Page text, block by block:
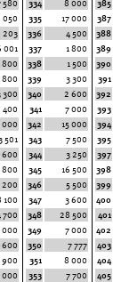
580
050
203
001
800
800
300
400
000
501
600
800
200
100
700
000
600
900
000
334
8 000
335
17 000
336
4 500
337
1 800
338
1 500
339
3 300
340
2 600
341
7 000
342
15 000
343
7 500
344
3 250
345
16 500
346
5 500
347
3 600
348
28 500
349
7 000
350
7 777
351
8 000
353
7 700
385
387
388
389
390
391
392
393
394
395
397
398
399
400
401
402
403
404
405